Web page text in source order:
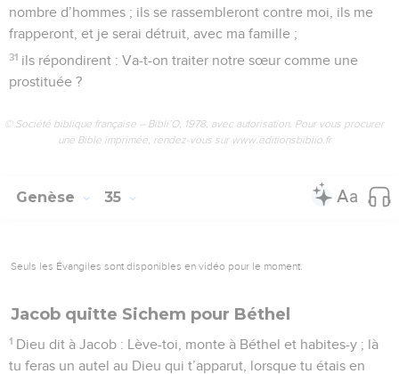
nombre d’hommes ; ils se rassembleront contre moi, ils me
frapperont, et je serai détruit, avec ma famille ;
31 ils répondirent : Va-t-on traiter notre sœur comme une
prostituée ?
© Société biblique française – Bibli’O, 1978, avec autorisation. Pour vous procurer
une Bible imprimée, rendez-vous sur www.editionsbiblio.fr
Genèse 35
Seuls les Évangiles sont disponibles en vidéo pour le moment.
Jacob quitte Sichem pour Béthel
1 Dieu dit à Jacob : Lève-toi, monte à Béthel et habites-y ; là
tu feras un autel au Dieu qui t’apparut, lorsque tu étais en